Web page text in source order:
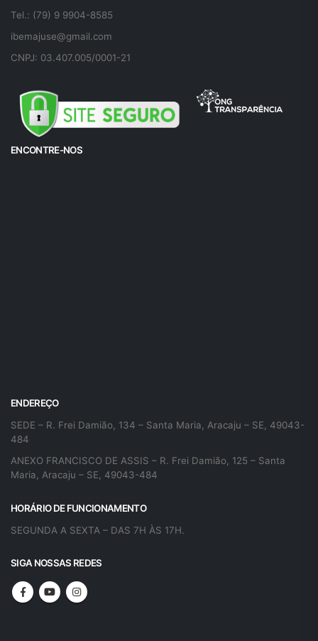
Tel.: (79) 9 9904-8585
ibemajuse@gmail.com
CNPJ: 03.407.005/0001-21
ENCONTRE-NOS
ENDEREÇO
SEDE – R. Frei Damião, 134 – Santa Maria, Aracaju – SE, 49043-
484
ANEXO FRANCISCO DE ASSIS – R. Frei Damião, 125 – Santa
Maria, Aracaju – SE, 49043-484
HORÁRIO DE FUNCIONAMENTO
SEGUNDA A SEXTA – DAS 7H ÀS 17H.
SIGA NOSSAS REDES